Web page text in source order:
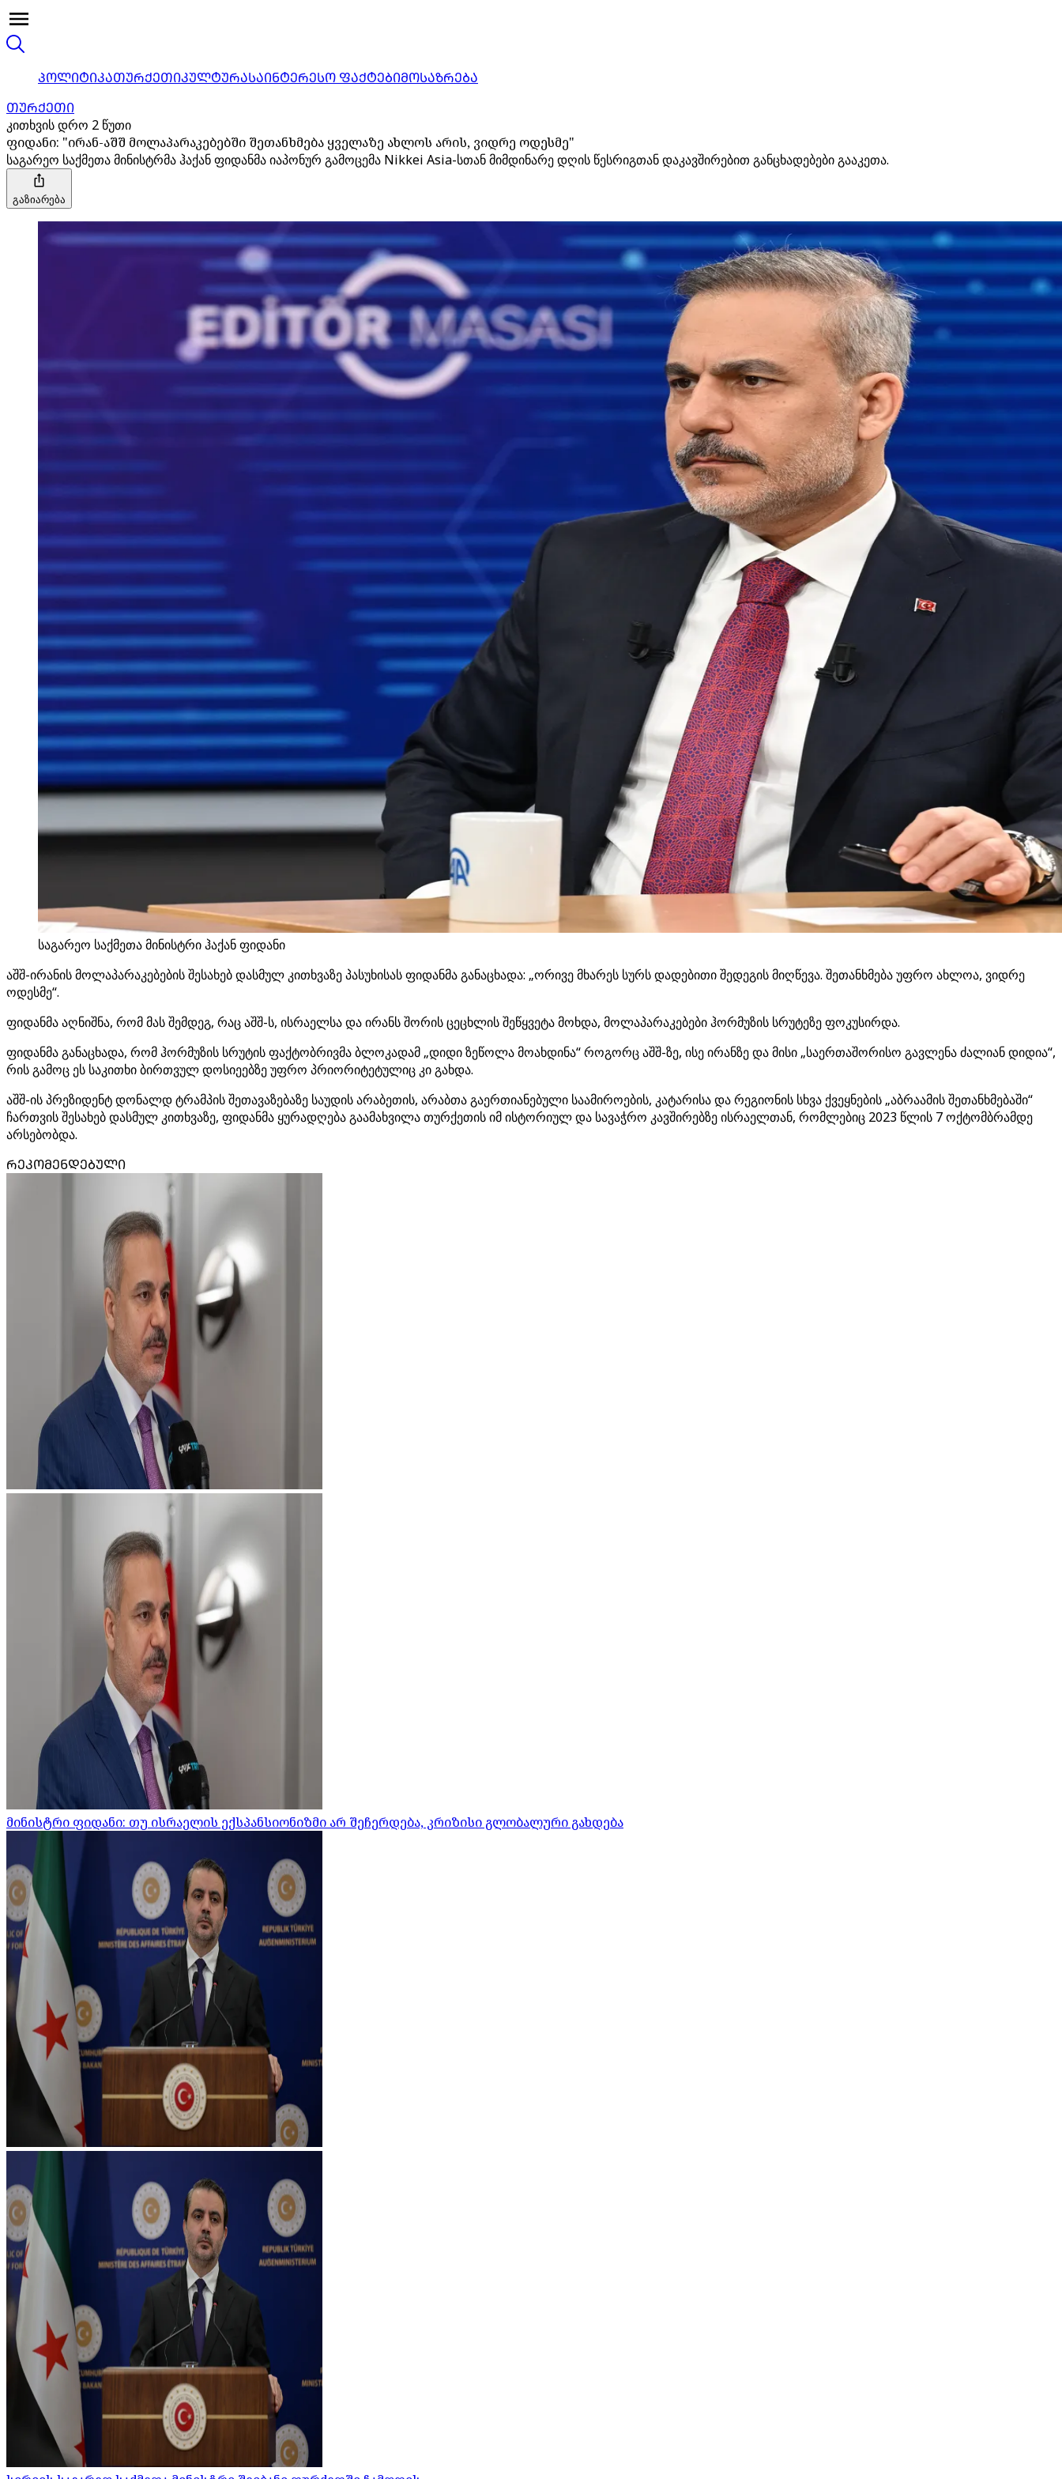
ᲞᲝᲚᲘᲢᲘᲙᲐᲗᲣᲠᲥᲔᲗᲘᲙᲣᲚᲢᲣᲠᲐᲡᲐᲘᲜᲢᲔᲠᲔᲡᲝ ᲤᲐᲥᲢᲔᲑᲘᲛᲝᲡᲐᲖᲠᲔᲑᲐ
ᲗᲣᲠᲥᲔᲗᲘ
კითხვის დრო 2 წუთი
ფიდანი: "ირან-აშშ მოლაპარაკებებში შეთანხმება ყველაზე ახლოს არის, ვიდრე ოდესმე"
საგარეო საქმეთა მინისტრმა ჰაქან ფიდანმა იაპონურ გამოცემა Nikkei Asia-სთან მიმდინარე დღის წესრიგთან დაკავშირებით განცხადებები გააკეთა.
გაზიარება
საგარეო საქმეთა მინისტრი ჰაქან ფიდანი
აშშ-ირანის მოლაპარაკებების შესახებ დასმულ კითხვაზე პასუხისას ფიდანმა განაცხადა: „ორივე მხარეს სურს დადებითი შედეგის მიღწევა. შეთანხმება უფრო ახლოა, ვიდრე
ოდესმე“.
ფიდანმა აღნიშნა, რომ მას შემდეგ, რაც აშშ-ს, ისრაელსა და ირანს შორის ცეცხლის შეწყვეტა მოხდა, მოლაპარაკებები ჰორმუზის სრუტეზე ფოკუსირდა.
ფიდანმა განაცხადა, რომ ჰორმუზის სრუტის ფაქტობრივმა ბლოკადამ „დიდი ზეწოლა მოახდინა“ როგორც აშშ-ზე, ისე ირანზე და მისი „საერთაშორისო გავლენა ძალიან დიდია“,
რის გამოც ეს საკითხი ბირთვულ დოსიეებზე უფრო პრიორიტეტულიც კი გახდა.
აშშ-ის პრეზიდენტ დონალდ ტრამპის შეთავაზებაზე საუდის არაბეთის, არაბთა გაერთიანებული საამიროების, კატარისა და რეგიონის სხვა ქვეყნების „აბრაამის შეთანხმებაში“
ჩართვის შესახებ დასმულ კითხვაზე, ფიდანმა ყურადღება გაამახვილა თურქეთის იმ ისტორიულ და სავაჭრო კავშირებზე ისრაელთან, რომლებიც 2023 წლის 7 ოქტომბრამდე
არსებობდა.
ᲠᲔᲙᲝᲛᲔᲜᲓᲔᲑᲣᲚᲘ
მინისტრი ფიდანი: თუ ისრაელის ექსპანსიონიზმი არ შეჩერდება, კრიზისი გლობალური გახდება